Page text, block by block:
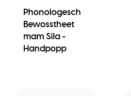
Phonologesch
Bewosstheet
mam Sila -
Handpopp